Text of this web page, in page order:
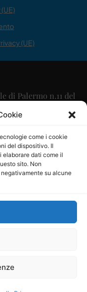
come i cookie
del dispositivo. Il
elaborare dati come il
sito. Non
su alcune
(UE)
di Palermo n.11 del
Scaglione
Calabrese
a r.l. è
Comunicazione al
info@ladigitale.it